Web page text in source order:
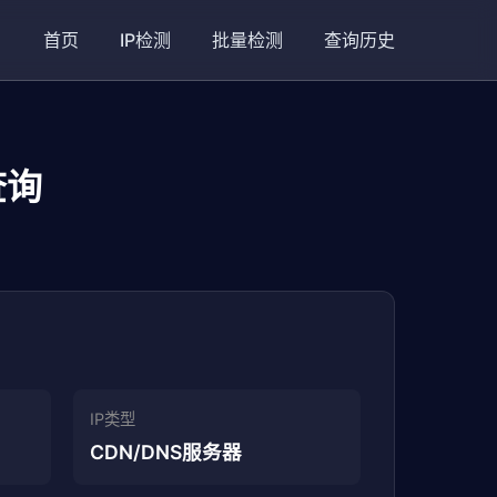
首页 IP检测 批量检测 查询历史
IP类型
CDN/DNS服务器